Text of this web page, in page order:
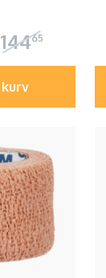
14465